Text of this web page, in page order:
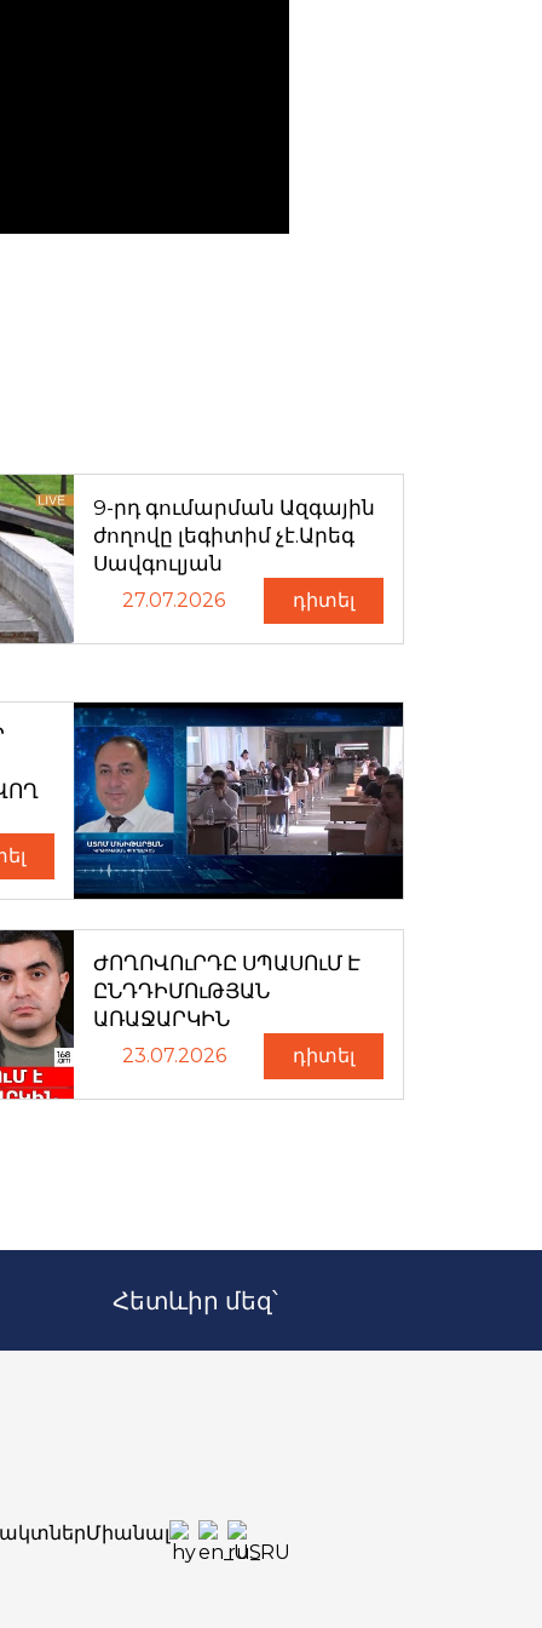
9-րդ գումարման Ազգային
ժողովը լեգիտիմ չէ.Արեգ
Սավգուլյան
27.07.2026 դիտել
ԺՈՂՈՎՈւՐԴԸ ՍՊԱՍՈւՄ Է
ԸՆԴԴԻՄՈւԹՅԱՆ
ԱՌԱՋԱՐԿԻՆ
23.07.2026 դիտել
Հետևիր մեզ՝
Միանալ